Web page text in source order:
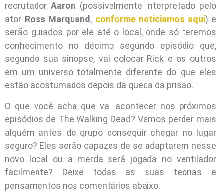
recrutadorAaron (possivelmente interpretado pelo
ator Ross Marquand, conforme noticiamos aqui) e
serão guiados por ele até o local, onde só teremos
conhecimento no décimo segundo episódio que,
segundo sua sinopse, vai colocar Rick e os outros
em um universo totalmente diferente do que eles
estão acostumados depois da queda da prisão.
O que você acha que vai acontecer nos próximos
episódios de The Walking Dead? Vamos perder mais
alguém antes do grupo conseguir chegar no lugar
seguro? Eles serão capazes de se adaptarem nesse
novo local ou a merda será jogada no ventilador
facilmente? Deixe todas as suas teorias e
pensamentos nos comentários abaixo.